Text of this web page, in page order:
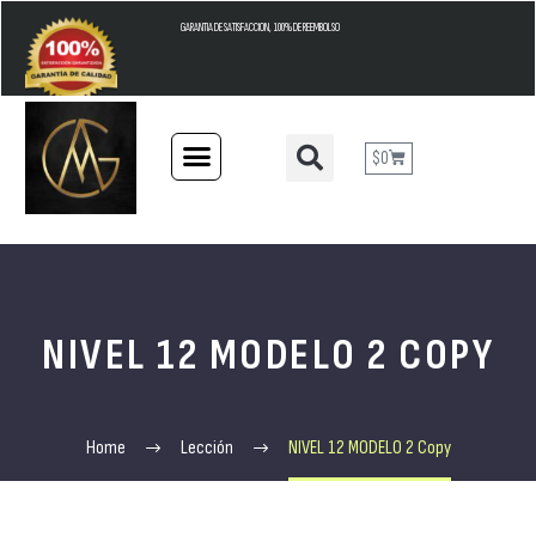
GARANTIA DE SATISFACCION, 100% DE REEMBOLSO
$0
NIVEL 12 MODELO 2 COPY
Home Lección NIVEL 12 MODELO 2 Copy